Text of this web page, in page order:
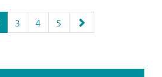
3 4 5